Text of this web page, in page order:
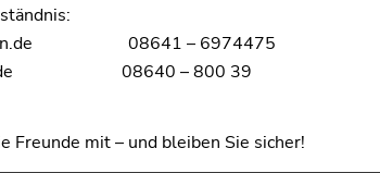
08641 – 6974475
08640 – 800 39
Freunde mit – und bleiben Sie sicher!